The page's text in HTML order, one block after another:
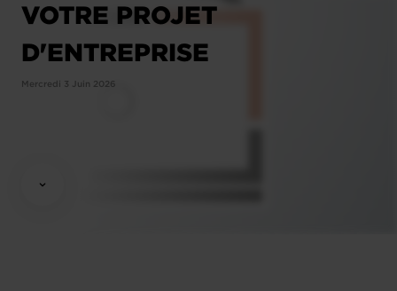
VOTRE PROJET
D'ENTREPRISE
Mercredi 3 Juin 2026